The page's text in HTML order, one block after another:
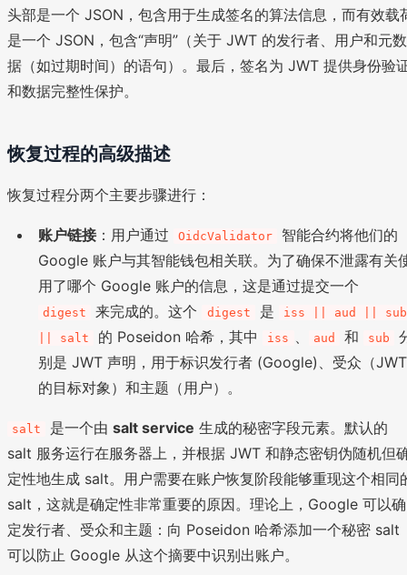
头部是一个 JSON，包含用于生成签名的算法信息，而有效载
是一个 JSON，包含“声明”（关于 JWT 的发行者、用户和元数
据（如过期时间）的语句）。最后，签名为 JWT 提供身份验
和数据完整性保护。
恢复过程的高级描述
恢复过程分两个主要步骤进行：
账户链接：用户通过 OidcValidator
智能合约将他们的
Google 账户与其智能钱包相关联。为了确保不泄露有关
用了哪个 Google 账户的信息，这是通过提交一个
digest 来完成的。这个 digest 是
iss || aud || sub
|| salt
的 Poseidon 哈希，其中 iss aud 和 sub
别是 JWT 声明，用于标识发行者 (Google)、受众（JWT
的目标对象）和主题（用户）。
salt 是一个由salt service 生成的秘密字段元素。默认的
salt 服务运行在服务器上，并根据 JWT 和静态密钥伪随机但
定性地生成 salt。用户需要在账户恢复阶段能够重现这个相同
salt，这就是确定性非常重要的原因。理论上，Google 可以确
定发行者、受众和主题：向 Poseidon 哈希添加一个秘密 salt
可以防止 Google 从这个摘要中识别出账户。